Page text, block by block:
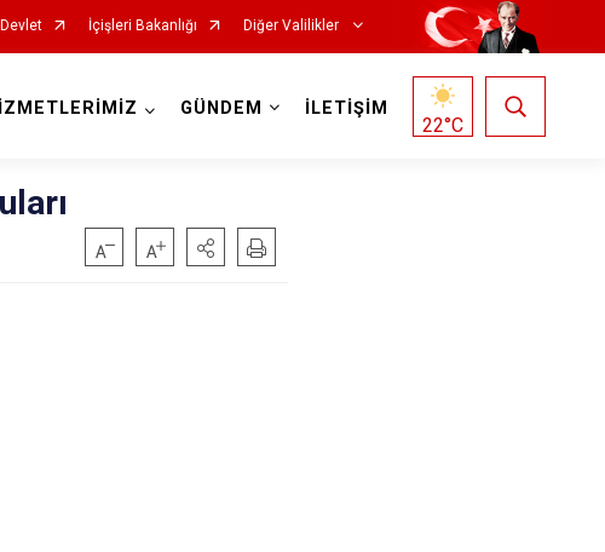
İçişleri Bakanlığı Diğer Valilikler
GÜNDEM İLETİŞİM
22°C